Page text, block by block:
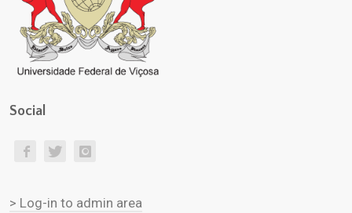
Social
> Log-in to admin area